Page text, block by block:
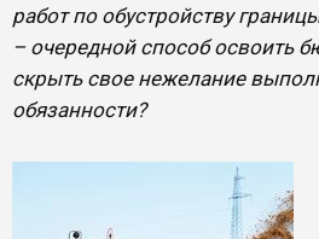
работ по обустройству
– очередной способ освоить
скрыть свое нежелание
обязанности?